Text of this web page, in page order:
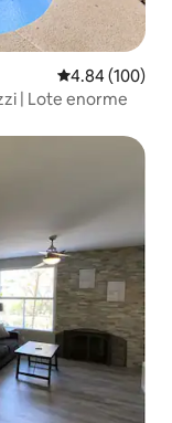
Calificación
4.84 (100)
| Lote enorme